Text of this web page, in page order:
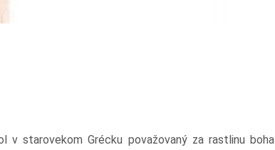
v starovekom Grécku považovaný za rastlinu boha